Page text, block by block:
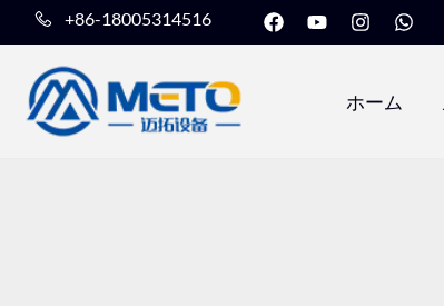
容
+86-18005314516
フ
ェ
イ
Y
o
u
イ
ン
ス
ラ
W
h
a
ホーム